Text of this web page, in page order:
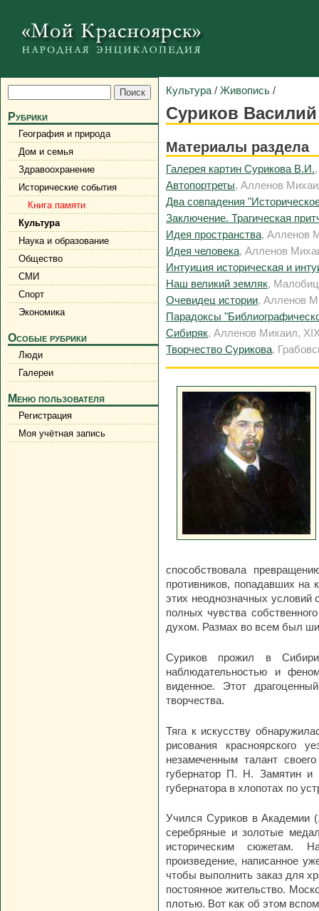
Рубрики
География и природа
Дом и семья
Здравоохранение
Исторические события
Книга памяти
Культура
Наука и образование
Общество
СМИ
Спорт
Экономика
Особые рубрики
Люди
Галереи
Меню пользователя
Регистрация
Моя учётная запись
Культура / Живопись /
Суриков
Материалы раздела
Галерея картин Сурикова В.И.
Автопортреты, Алленов
Два совпадения
Заключение. Трагическая
Идея пространства, Алленов
Идея человека, Алленов
Интуиция историческая и
Наш великий земляк,
Очевидец истории, Алленов
Парадоксы
Сибиряк, Алленов Михаил,
Творчество Сурикова,
способствовала
противников, попадавших на
этих неоднозначных
полных чувства
духом. Размах во всем был
Суриков прожил в
наблюдательностью и
виденное. Этот
творчества.
Тяга к искусству
рисования красноярского
незамеченным талант
губернатор П. Н. Замятин и
губернатора в хлопотах по
Учился Суриков в Академии
серебряные и золотые
историческим сюжетам.
произведение, написанное
чтобы выполнить заказ для
постоянное жительство.
плотью. Вот как об этом